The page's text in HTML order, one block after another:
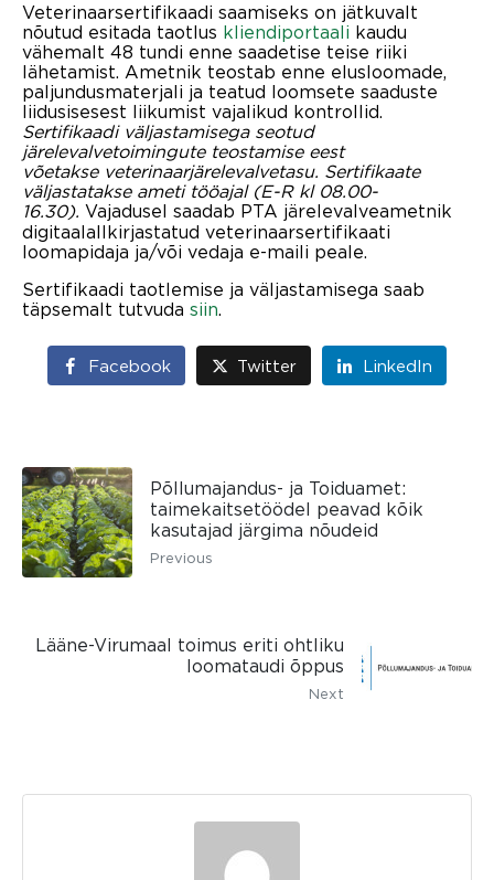
Veterinaarsertifikaadi saamiseks on jätkuvalt
nõutud esitada taotlus kliendiportaali kaudu
vähemalt 48 tundi enne saadetise teise riiki
lähetamist. Ametnik teostab enne elusloomade,
paljundusmaterjali ja teatud loomsete saaduste
liidusisesest liikumist vajalikud kontrollid.
Sertifikaadi väljastamisega seotud
järelevalvetoimingute teostamise eest
võetakse veterinaarjärelevalvetasu. Sertifikaate
väljastatakse ameti tööajal (E-R kl 08.00-
16.30). Vajadusel saadab PTA järelevalveametnik
digitaalallkirjastatud veterinaarsertifikaati
loomapidaja ja/või vedaja e-maili peale.
Sertifikaadi taotlemise ja väljastamisega saab
täpsemalt tutvuda siin.
Facebook Twitter LinkedIn
Põllumajandus- ja Toiduamet:
taimekaitsetöödel peavad kõik
kasutajad järgima nõudeid
Previous
Lääne-Virumaal toimus eriti ohtliku
loomataudi õppus
Next